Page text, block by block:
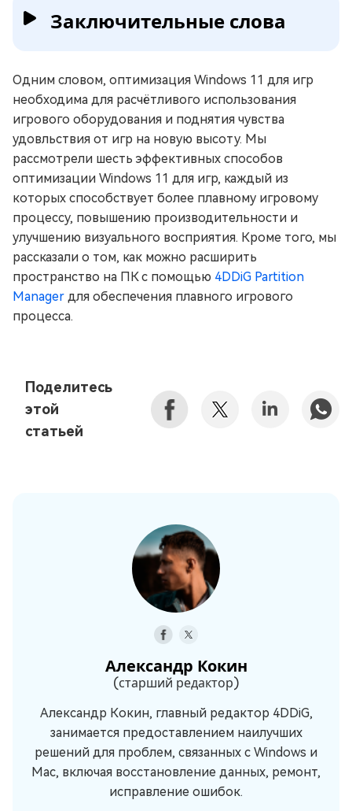
Заключительные слова
Одним словом, оптимизация Windows 11 для игр
необходима для расчётливого использования
игрового оборудования и поднятия чувства
удовльствия от игр на новую высоту. Мы
рассмотрели шесть эффективных способов
оптимизации Windows 11 для игр, каждый из
которых способствует более плавному игровому
процессу, повышению производительности и
улучшению визуального восприятия. Кроме того, мы
рассказали о том, как можно расширить
пространство на ПК с помощью 4DDiG Partition
Manager для обеспечения плавного игрового
процесса.
Поделитесь
этой
статьей
Александр Кокин
(старший редактор)
Александр Кокин, главный редактор 4DDiG,
занимается предоставлением наилучших
решений для проблем, связанных с Windows и
Mac, включая восстановление данных, ремонт,
исправление ошибок.